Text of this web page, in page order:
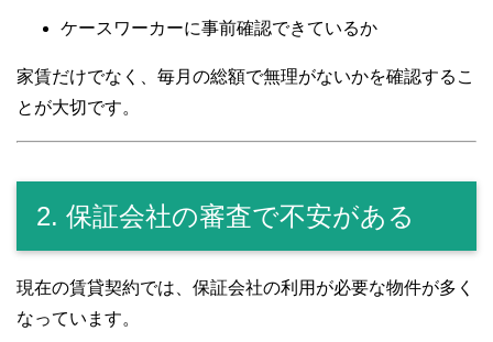
ケースワーカーに事前確認できているか
家賃だけでなく、毎月の総額で無理がないかを確認するこ
とが大切です。
2. 保証会社の審査で不安がある
現在の賃貸契約では、保証会社の利用が必要な物件が多く
なっています。